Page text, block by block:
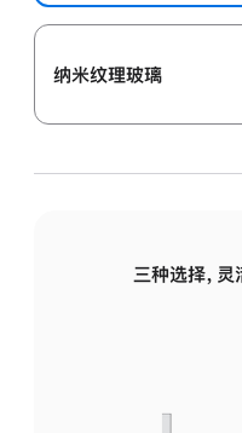
纳米纹理玻璃
三种选择，灵